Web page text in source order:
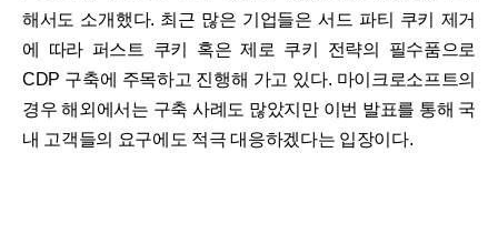
해서도 소개했다. 최근 많은 기업들은 서드 파티 쿠키 제거
에 따라 퍼스트 쿠키 혹은 제로 쿠키 전략의 필수품으로
CDP 구축에 주목하고 진행해 가고 있다. 마이크로소프트의
경우 해외에서는 구축 사례도 많았지만 이번 발표를 통해 국
내 고객들의 요구에도 적극 대응하겠다는 입장이다.